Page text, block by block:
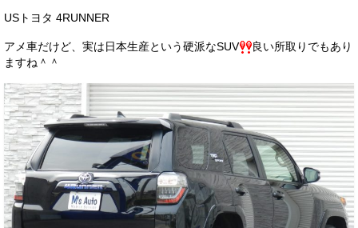
USトヨタ 4RUNNER
アメ車だけど、実は日本生産という硬派なSUV
良い所取りでもあり
ますね＾＾